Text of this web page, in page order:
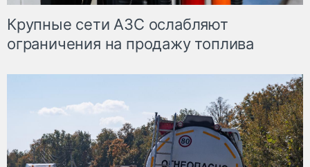
Крупные сети АЗС ослабляют
ограничения на продажу топлива